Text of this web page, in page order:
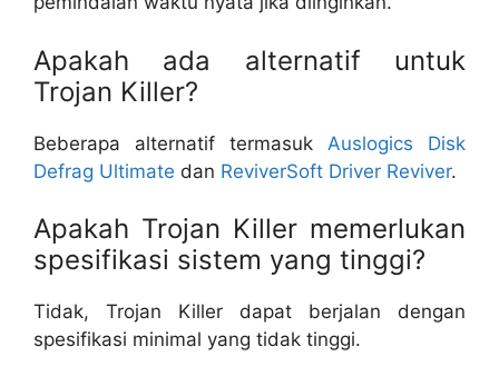
Apakah ada alternatif untuk
Trojan Killer?
Beberapa alternatif termasuk Auslogics Disk
Defrag Ultimate dan ReviverSoft Driver Reviver.
Apakah Trojan Killer memerlukan
spesifikasi sistem yang tinggi?
Tidak, Trojan Killer dapat berjalan dengan
spesifikasi minimal yang tidak tinggi.